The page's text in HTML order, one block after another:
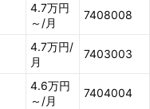
4.7万円
～/月
7408008
4.7万円/
月
7403003
4.6万円
～/月
7404004